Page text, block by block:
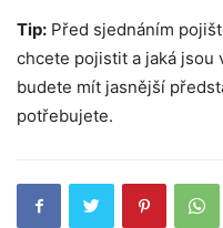
Tip: Před sjednáním
chcete pojistit a jaká jsou
budete mít jasnější
potřebujete.